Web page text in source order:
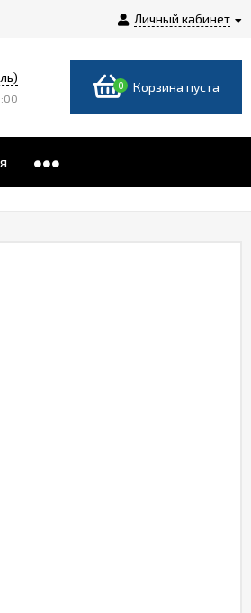
Личный кабинет
0 Корзина пуста